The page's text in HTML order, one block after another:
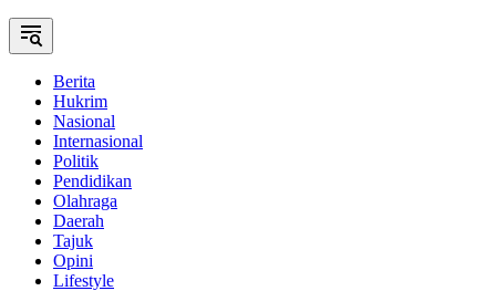
Berita
Hukrim
Nasional
Internasional
Politik
Pendidikan
Olahraga
Daerah
Tajuk
Opini
Lifestyle